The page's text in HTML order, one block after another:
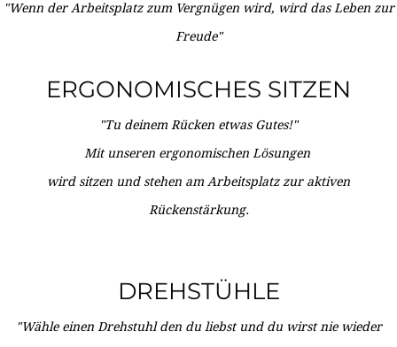
"Wenn der Arbeitsplatz zum Vergnügen wird, wird das Leben zur
Freude"
ERGONOMISCHES SITZEN
"Tu deinem Rücken etwas Gutes!"
Mit unseren ergonomischen Lösungen
wird sitzen und stehen am Arbeitsplatz zur aktiven
Rückenstärkung.
DREHSTÜHLE
"Wähle einen Drehstuhl den du liebst und du wirst nie wieder